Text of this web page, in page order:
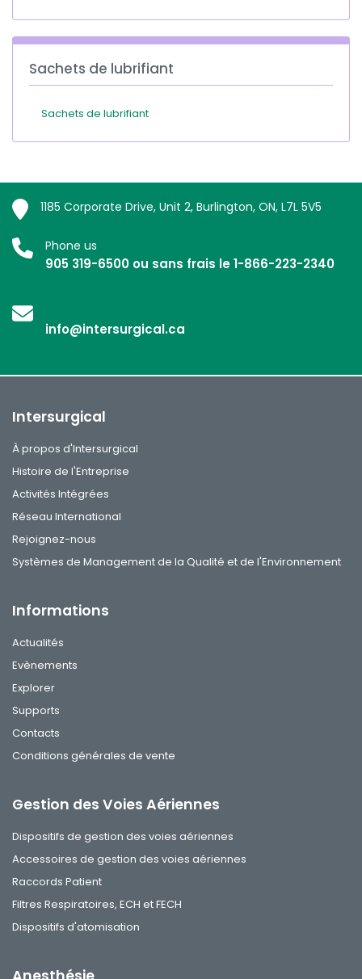
Sachets de lubrifiant
Sachets de lubrifiant
1185 Corporate Drive, Unit 2, Burlington, ON, L7L 5V5
Phone us
905 319-6500 ou sans frais le 1-866-223-2340
info@intersurgical.ca
Intersurgical
À propos d'Intersurgical
Histoire de l'Entreprise
Activités Intégrées
Réseau International
Rejoignez-nous
Systèmes de Management de la Qualité et de l'Environnement
Informations
Actualités
Evènements
Explorer
Supports
Contacts
Conditions générales de vente
Gestion des Voies Aériennes
Dispositifs de gestion des voies aériennes
Accessoires de gestion des voies aériennes
Raccords Patient
Filtres Respiratoires, ECH et FECH
Dispositifs d'atomisation